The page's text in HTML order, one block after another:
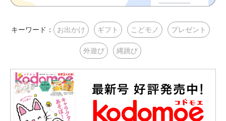
キーワード： お出かけ ギフト こどモノ プレゼント
外遊び 縄跳び